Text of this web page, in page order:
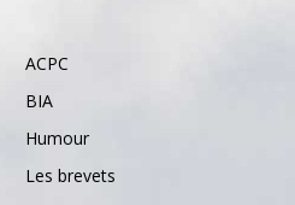
ACPC
BIA
Humour
Les brevets